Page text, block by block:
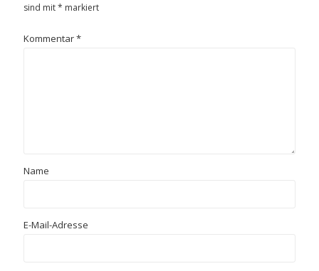
sind mit* markiert
Kommentar*
Name
E-Mail-Adresse